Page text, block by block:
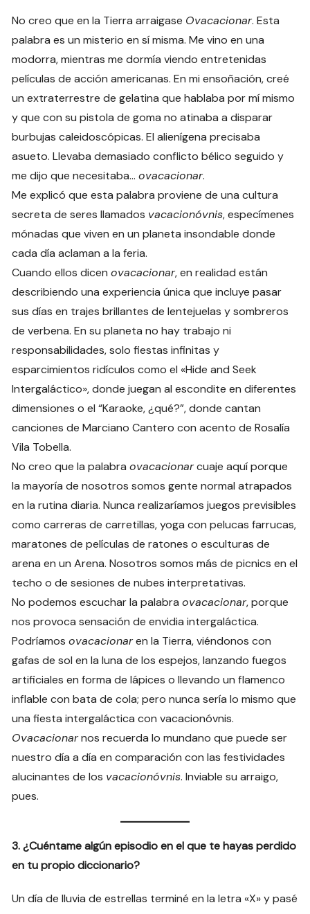
No creo que en la Tierra arraigase Ovacacionar. Esta
palabra es un misterio en sí misma. Me vino en una
modorra, mientras me dormía viendo entretenidas
películas de acción americanas. En mi ensoñación, creé
un extraterrestre de gelatina que hablaba por mí mismo
y que con su pistola de goma no atinaba a disparar
burbujas caleidoscópicas. El alienígena precisaba
asueto. Llevaba demasiado conflicto bélico seguido y
me dijo que necesitaba…ovacacionar.
Me explicó que esta palabra proviene de una cultura
secreta de seres llamados vacacionóvnis, especímenes
mónadas que viven en un planeta insondable donde
cada día aclaman a la feria.
Cuando ellos dicenovacacionar, en realidad están
describiendo una experiencia única que incluye pasar
sus días en trajes brillantes de lentejuelas y sombreros
de verbena. En su planeta no hay trabajo ni
responsabilidades, solo fiestas infinitas y
esparcimientos ridículos como el «Hide and Seek
Intergaláctico», donde juegan al escondite en diferentes
dimensiones o el “Karaoke, ¿qué?”, donde cantan
canciones de Marciano Cantero con acento de Rosalía
Vila Tobella.
No creo que la palabraovacacionarcuaje aquí porque
la mayoría de nosotros somos gente normal atrapados
en la rutina diaria. Nunca realizaríamos juegos previsibles
como carreras de carretillas, yoga con pelucas farrucas,
maratones de películas de ratones o esculturas de
arena en un Arena. Nosotros somos más de picnics en el
techo o de sesiones de nubes interpretativas.
No podemos escuchar la palabraovacacionar, porque
nos provoca sensación de envidia intergaláctica.
Podríamosovacacionaren la Tierra, viéndonos con
gafas de sol en la luna de los espejos, lanzando fuegos
artificiales en forma de lápices o llevando un flamenco
inflable con bata de cola; pero nunca sería lo mismo que
una fiesta intergaláctica con vacacionóvnis.
Ovacacionarnos recuerda lo mundano que puede ser
nuestro día a día en comparación con las festividades
alucinantes de los vacacionóvnis. Inviable su arraigo,
pues.
3. ¿Cuéntame algún episodio en el que te hayas perdido
en tu propio diccionario?
Un día de lluvia de estrellas terminé en la letra «X» y pasé